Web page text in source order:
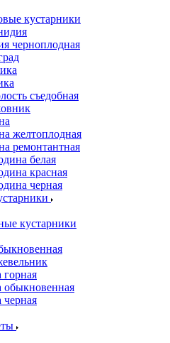
кустарники
черноплодная
съедобная
желтоплодная
ремонтантная
белая
красная
черная
кустарники
горная
обыкновенная
черная